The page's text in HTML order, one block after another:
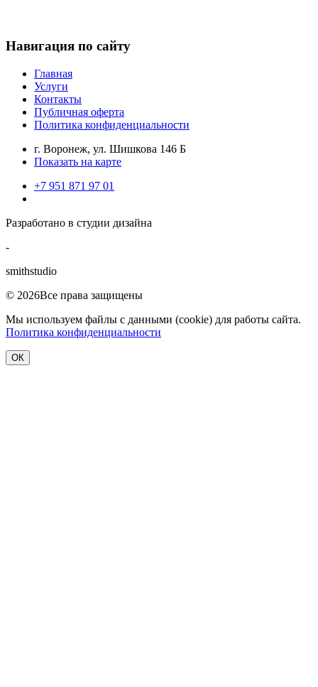
Навигация по сайту
Главная
Услуги
Контакты
Публичная оферта
Политика конфиденциальности
г. Воронеж, ул. Шишкова 146 Б
Показать на карте
+7 951 871 97 01
Разработано в студии дизайна
-
smithstudio
© 2026Все права защищены
Мы используем файлы с данными (cookie) для работы сайта.
Политика конфиденциальности
ОК